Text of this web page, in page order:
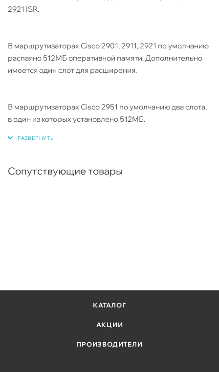
2921 ISR.
В маршрутизаторах Cisco 2901, 2911, 2921 по умолчанию
распаяно 512МБ оперативной памяти. Дополнительно
имеется один слот для расширения.
В маршрутизаторах Cisco 2951 по умолчанию два слота,
в один из которых установлено 512МБ.
Сопутствующие товары
КАТАЛОГ
АКЦИИ
ПРОИЗВОДИТЕЛИ